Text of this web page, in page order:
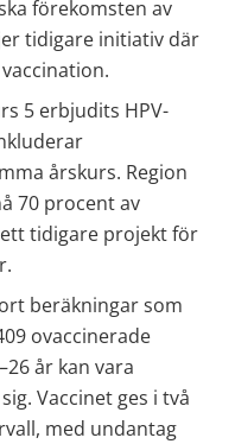
förekomsten av
tidigare initiativ där
5 erbjudits HPV-
årskurs. Region
70 procent av
tidigare projekt för
beräkningar som
ovaccinerade
år kan vara
Vaccinet ges i två
med undantag